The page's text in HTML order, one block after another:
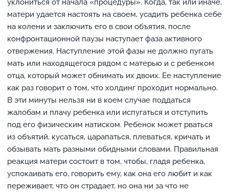
матери удается настоять на своем, усадить ребенка себе
на колени и заключить его в свои объятия, после
конфронтационной паузы наступает фаза активного
отвержения. Наступление этой фазы не должно пугать
мать или находящегося рядом с матерью и с ребенком
отца, который может обнимать их двоих. Ее наступление
как раз говорит о том, что холдинг проходит нормально.
В эти минуты нельзя ни в коем случае поддаться
жалобам и плачу ребенка или испугаться и отступить
под его физическим натиском. Ребенок может рваться
из объятий, кусаться, царапаться, плеваться, кричать и
обзывать мать разными обидными словами. Правильная
реакция матери состоит в том, чтобы, гладя ребенка,
успокаивать его, говорить ему, как она его любит и как
переживает, что он страдает, но она ни за что не